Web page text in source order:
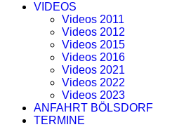
VIDEOS
Videos 2011
Videos 2012
Videos 2015
Videos 2016
Videos 2021
Videos 2022
Videos 2023
ANFAHRT BÖLSDORF
TERMINE